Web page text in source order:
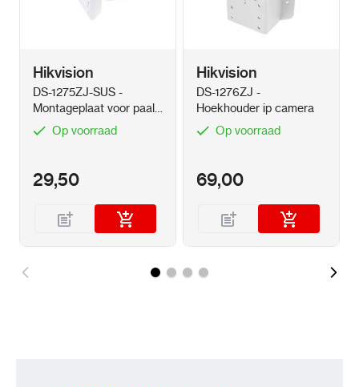
1 fixed region for main
Audio
Environment Noise Filtering
Audio Sampling Rate
8 kHz/16 kHz/32
Audio
Audio Bit Rate
64Kbps(G.711 ulaw)/64
Kbps(G.711
to 192Kbps(MP2L2)/ 8 to
Hikvision
DS-1275ZJ-SUS -
Montageplaat voor paal
Wit Op voorraad
29,50
Hikvision
DS-1276ZJ -
Hoekhouder ip camera
Op voorraad
69,00